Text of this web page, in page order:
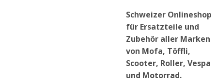
Schweizer Onlineshop
für Ersatzteile und
Zubehör aller Marken
von Mofa, Töffli,
Scooter, Roller, Vespa
und Motorrad.